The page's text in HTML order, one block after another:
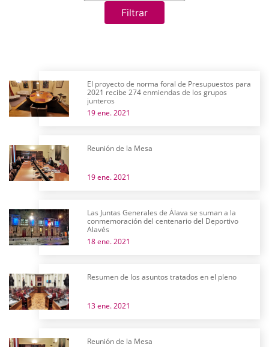
Filtrar
El proyecto de norma foral de Presupuestos para
2021 recibe 274 enmiendas de los grupos
junteros
19 ene. 2021
Reunión de la Mesa
19 ene. 2021
Las Juntas Generales de Álava se suman a la
conmemoración del centenario del Deportivo
Alavés
18 ene. 2021
Resumen de los asuntos tratados en el pleno
13 ene. 2021
Reunión de la Mesa